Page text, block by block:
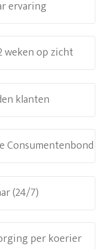
ervaring
weken op zicht
klanten
Consumentenbond
(24/7)
per koerier